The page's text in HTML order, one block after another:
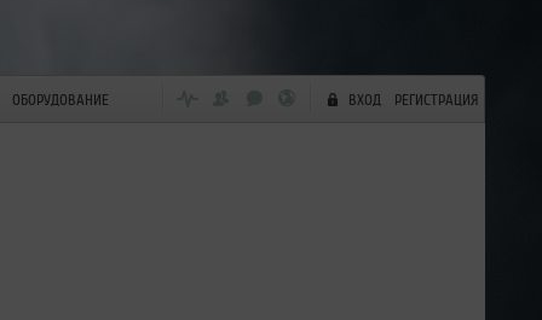
ОБОРУДОВАНИЕ ВХОД РЕГИСТРАЦИЯ